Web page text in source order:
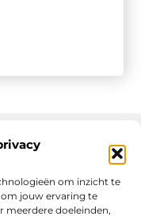
om inzicht te
jouw ervaring te
meerdere doeleinden,